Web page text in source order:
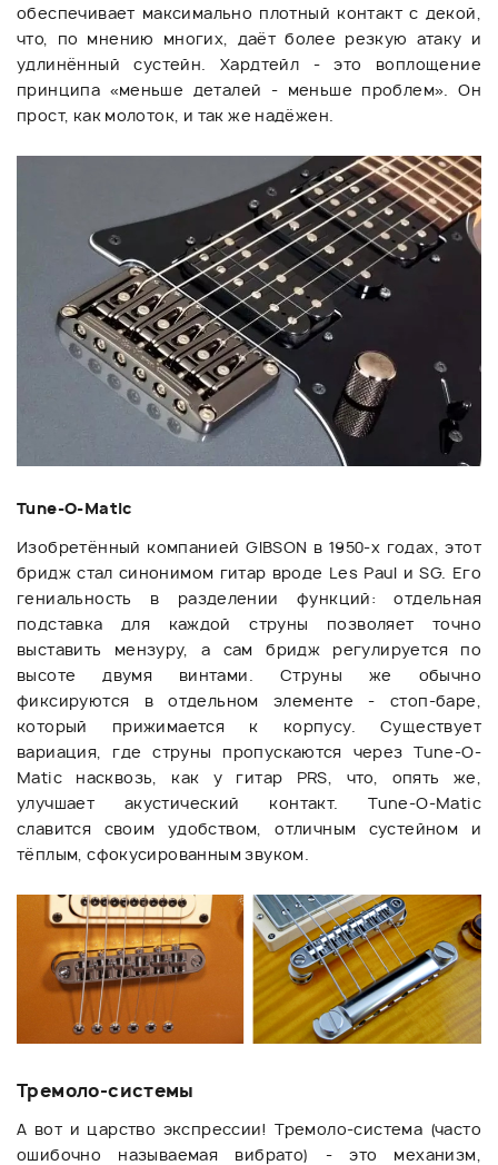
обеспечивает максимально плотный контакт с декой,
что, по мнению многих, даёт более резкую атаку и
удлинённый сустейн. Хардтейл - это воплощение
принципа «меньше деталей - меньше проблем». Он
прост, как молоток, и так же надёжен.
Tune-O-Matic
Изобретённый компанией GIBSON в 1950-х годах, этот
бридж стал синонимом гитар вроде Les Paul и SG. Его
гениальность в разделении функций: отдельная
подставка для каждой струны позволяет точно
выставить мензуру, а сам бридж регулируется по
высоте двумя винтами. Струны же обычно
фиксируются в отдельном элементе - стоп-баре,
который прижимается к корпусу. Существует
вариация, где струны пропускаются через Tune-O-
Matic насквозь, как у гитар PRS, что, опять же,
улучшает акустический контакт. Tune-O-Matic
славится своим удобством, отличным сустейном и
тёплым, сфокусированным звуком.
Тремоло-системы
А вот и царство экспрессии! Тремоло-система (часто
ошибочно называемая вибрато) - это механизм,